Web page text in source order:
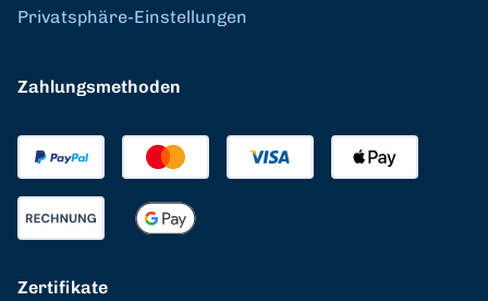
Privatsphäre-Einstellungen
Zahlungsmethoden
Zertifikate